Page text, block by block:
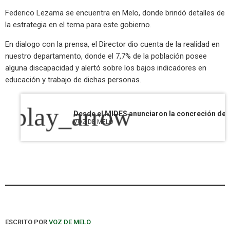
Federico Lezama se encuentra en Melo, donde brindó detalles de
la estrategia en el tema para este gobierno.
En dialogo con la prensa, el Director dio cuenta de la realidad en
nuestro departamento, donde el 7,7% de la población posee
alguna discapacidad y alertó sobre los bajos indicadores en
educación y trabajo de dichas personas.
play_arrow
VOZ DE MELO
ESCRITO POR VOZ DE MELO